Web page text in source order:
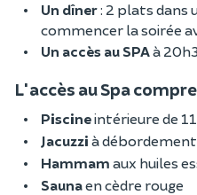
Un dîner: 2 plats dans
commencer la soirée
Un accès au SPAà
L'accès au Spa
Piscineintérieure de
Jacuzzi à débordement
Hammam aux huiles
Saunaen cèdre rouge